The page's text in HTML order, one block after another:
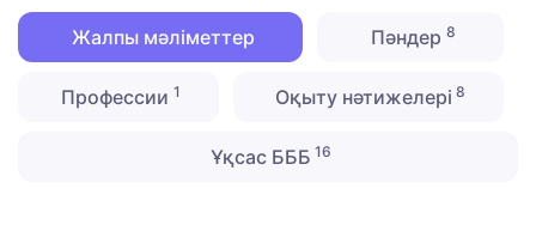
Жалпы мәліметтер Пәндер 8
Профессии 1 Оқыту нәтижелері 8
Ұқсас БББ 16